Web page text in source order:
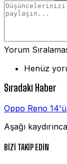
Yorum
Henüz
Sıradaki Haber
Oppo Reno
Aşağı
BİZİ TAKİP EDİN